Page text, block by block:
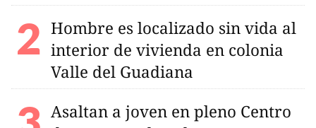
Hombre es localizado sin vida al
interior de vivienda en colonia
Valle del Guadiana
Asaltan a joven en pleno Centro